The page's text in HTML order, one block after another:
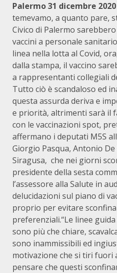
Palermo 31 dicembre 2020
temevamo, a quanto pare,
Civico di Palermo
vaccini a personale
linea nella lotta al Covid,
dalla stampa, il vaccino
a rappresentanti collegiali
Tutto ciò è scandaloso ed
questa assurda deriva e
e priorità, altrimenti sarà il
con le vaccinazioni spot,
affermano i deputati M5S
Giorgio Pasqua, Antonio De
Siragusa, che nei giorni
presidente della sesta
l’assessore alla Salute in
delucidazioni sul piano di
proprio per evitare
preferenziali.“Le linee
sono più che chiare,
sono inammissibili ed
motivazione che si tiri fuori
pensare che questi